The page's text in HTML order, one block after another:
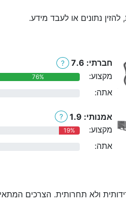
נתונים או לעבד מידע.
חברתי: 7.6 ?
מקצוע: 76%
אתה:
אמנותי: 1.9 ?
מקצוע: 19%
אתה:
ולא תחרותית. הצרכים